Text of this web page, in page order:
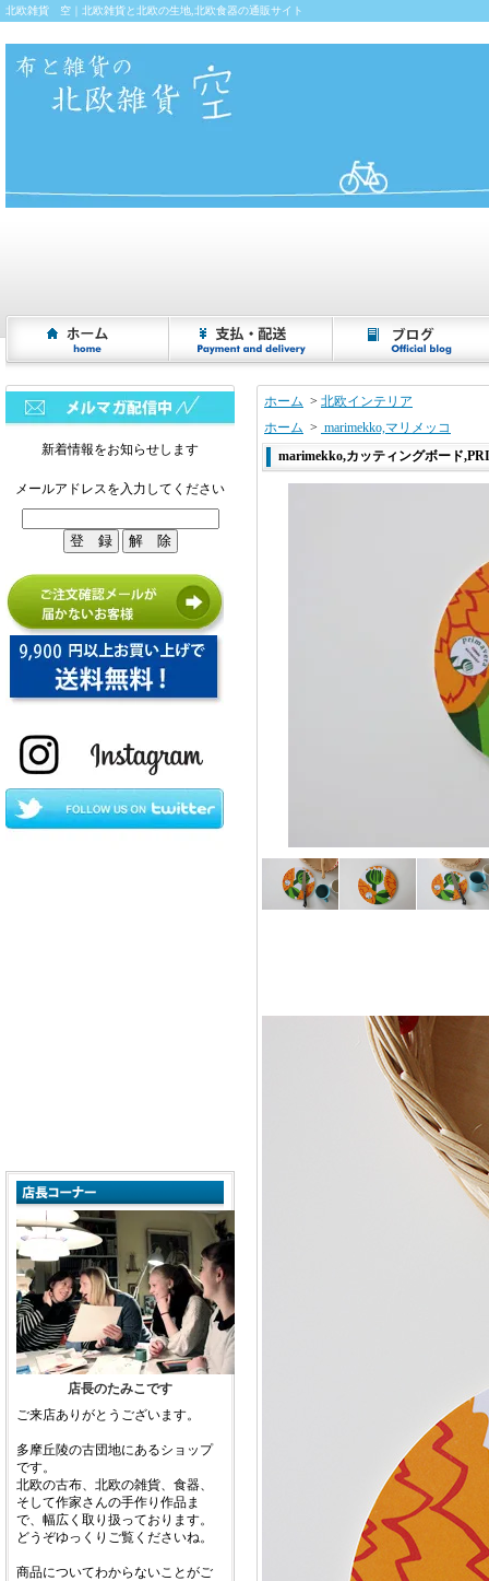
北欧雑貨 空｜北欧雑貨と北欧の生地,北欧食器の通販サイト
新着情報をお知らせします
メールアドレスを入力してください
店長のたみこです
ご来店ありがとうございます。
多摩丘陵の古団地にあるショップ
です。
北欧の古布、北欧の雑貨、食器、
そして作家さんの手作り作品ま
で、幅広く取り扱っております。
どうぞゆっくりご覧くださいね。
商品についてわからないことがご
ホーム > 北欧インテリア
ホーム > marimekko,マリメッコ
marimekko,カッティングボード